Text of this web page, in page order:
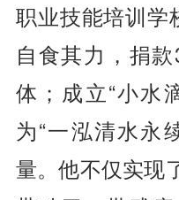
职业技能培训学
自食其力，捐
体；成立“小水
为“一泓清水永
量。他不仅实现